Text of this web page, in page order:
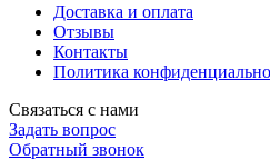
Доставка и оплата
Отзывы
Контакты
Политика
Связаться с нами
Задать вопрос
Обратный звонок